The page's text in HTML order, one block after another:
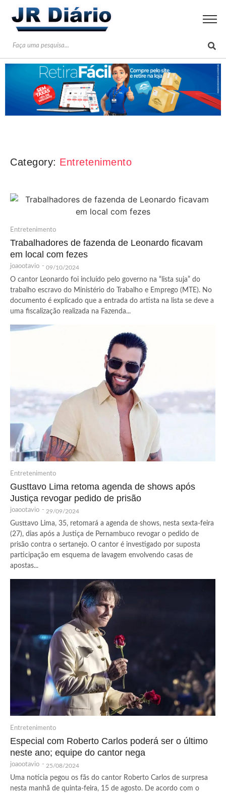
Category: Entretenimento
Entretenimento
Trabalhadores de fazenda de Leonardo ficavam
em local com fezes
joaootavio - 09/10/2024
O cantor Leonardo foi incluído pelo governo na “lista suja” do
trabalho escravo do Ministério do Trabalho e Emprego (MTE). No
documento é explicado que a entrada do artista na lista se deve a
uma fiscalização realizada na Fazenda...
Entretenimento
Gusttavo Lima retoma agenda de shows após
Justiça revogar pedido de prisão
joaootavio - 29/09/2024
Gusttavo Lima, 35, retomará a agenda de shows, nesta sexta-feira
(27), dias após a Justiça de Pernambuco revogar o pedido de
prisão contra o sertanejo. O cantor é investigado por suposta
participação em esquema de lavagem envolvendo casas de
apostas...
Entretenimento
Especial com Roberto Carlos poderá ser o último
neste ano; equipe do cantor nega
joaootavio - 25/08/2024
Uma notícia pegou os fãs do cantor Roberto Carlos de surpresa
nesta manhã de quinta-feira, 15 de agosto. De acordo com o